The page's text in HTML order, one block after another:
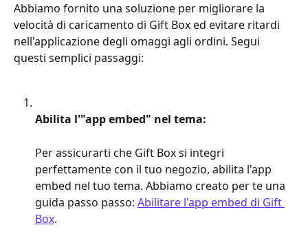
Abbiamo fornito una soluzione per migliorare la
velocità di caricamento di Gift Box ed evitare ritardi
nell'applicazione degli omaggi agli ordini. Segui
questi semplici passaggi:
Abilita l'"app embed" nel tema:
Per assicurarti che Gift Box si integri
perfettamente con il tuo negozio, abilita l'app
embed nel tuo tema. Abbiamo creato per te una
guida passo passo: Abilitare l'app embed di Gift
Box.